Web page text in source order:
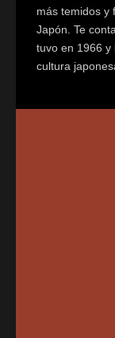
más temidos y
Japón. Te
tuvo en 1966 y
cultura